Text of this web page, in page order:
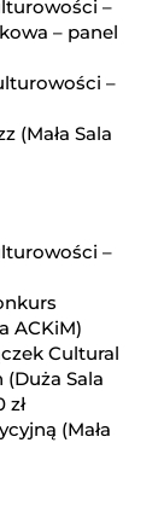
–
– panel
–
(Mała Sala
–
ACKiM)
Cultural
Sala
zł
(Mała